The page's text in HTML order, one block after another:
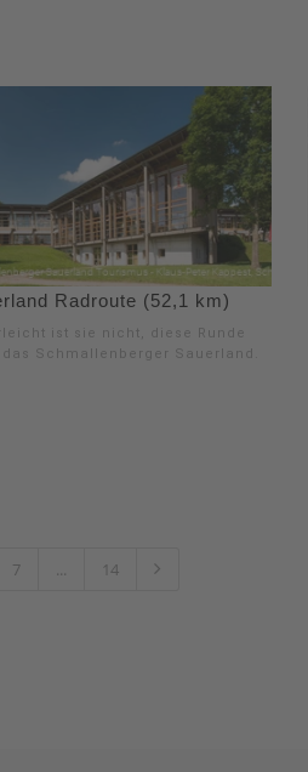
Radroute (52,1 km)
ist sie nicht, diese Runde
Schmallenberger Sauerland.
7 ... 14